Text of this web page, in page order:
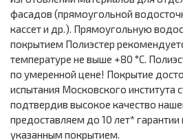
фасадов (прямоугольной
кассет и др.). Прямоугольную
покрытием Полиэстер
температуре не выше +80 °С.
по умеренной цене! Покрытие
испытания Московского института
подтвердив высокое качество
предоставляем до 10 лет* гарантии
указанным покрытием.